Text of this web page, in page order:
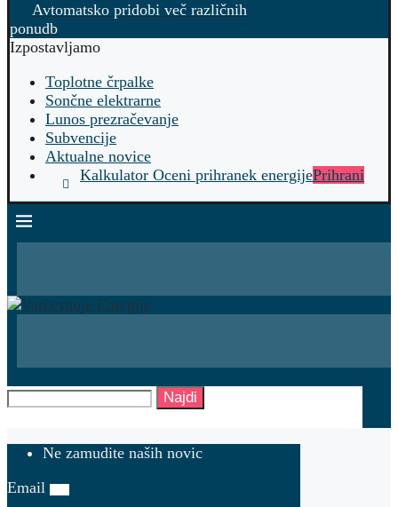
Avtomatsko pridobi več različnih
ponudb
Izpostavljamo
Toplotne črpalke
Sončne elektrarne
Lunos prezračevanje
Subvencije
Aktualne novice
Kalkulator Oceni prihranek energijePrihrani
Najdi
Ne zamudite naših novic
Email